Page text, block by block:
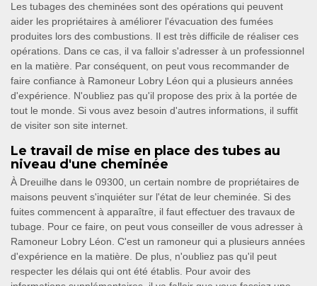
Les tubages des cheminées sont des opérations qui peuvent
aider les propriétaires à améliorer l'évacuation des fumées
produites lors des combustions. Il est très difficile de réaliser ces
opérations. Dans ce cas, il va falloir s'adresser à un professionnel
en la matière. Par conséquent, on peut vous recommander de
faire confiance à Ramoneur Lobry Léon qui a plusieurs années
d'expérience. N'oubliez pas qu'il propose des prix à la portée de
tout le monde. Si vous avez besoin d'autres informations, il suffit
de visiter son site internet.
Le travail de mise en place des tubes au
niveau d'une cheminée
À Dreuilhe dans le 09300, un certain nombre de propriétaires de
maisons peuvent s'inquiéter sur l'état de leur cheminée. Si des
fuites commencent à apparaître, il faut effectuer des travaux de
tubage. Pour ce faire, on peut vous conseiller de vous adresser à
Ramoneur Lobry Léon. C'est un ramoneur qui a plusieurs années
d'expérience en la matière. De plus, n'oubliez pas qu'il peut
respecter les délais qui ont été établis. Pour avoir des